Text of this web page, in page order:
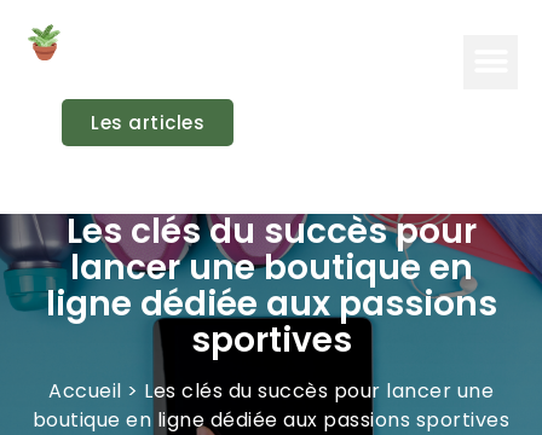
Les articles
Les clés du succès pour
lancer une boutique en
ligne dédiée aux passions
sportives
Accueil > Les clés du succès pour lancer une
boutique en ligne dédiée aux passions sportives